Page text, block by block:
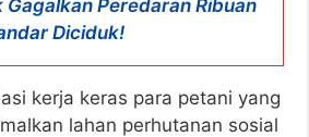
Gagalkan Peredaran Ribuan
Diciduk!
kerja keras para petani yang
lahan perhutanan sosial